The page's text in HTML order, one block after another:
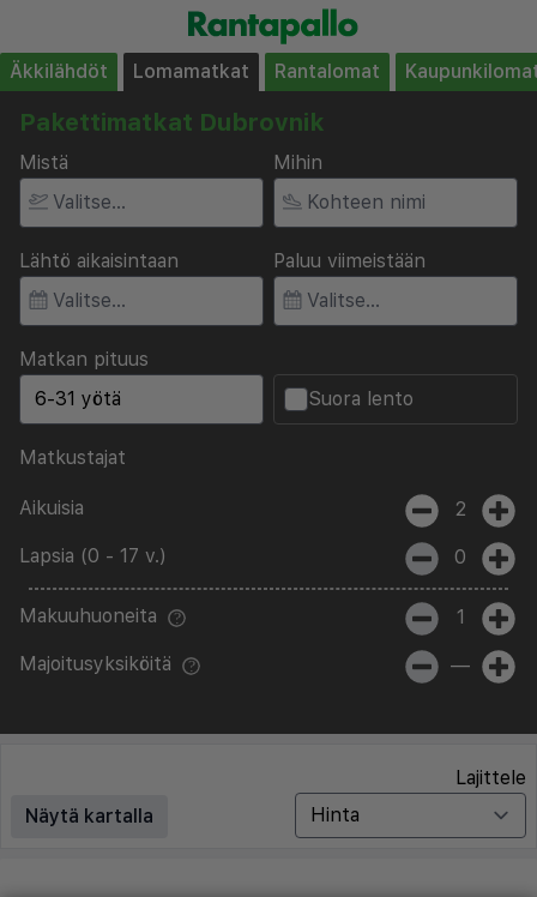
Äkkilähdöt Lomamatkat Rantalomat
Pakettimatkat Dubrovnik
Mistä Mihin
Lähtö aikaisintaan Paluu viimeistään
Matkan pituus
Suora lento
Matkustajat
Aikuisia 2
Lapsia (0 - 17 v.) 0
Makuuhuoneita 1
Majoitusyksiköitä —
Näytä kartalla
Lajittele